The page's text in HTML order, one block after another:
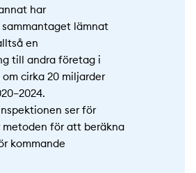
har
lämnat
en
till andra företag i
cirka 20 miljarder
ser för
metoden för att beräkna
kommande